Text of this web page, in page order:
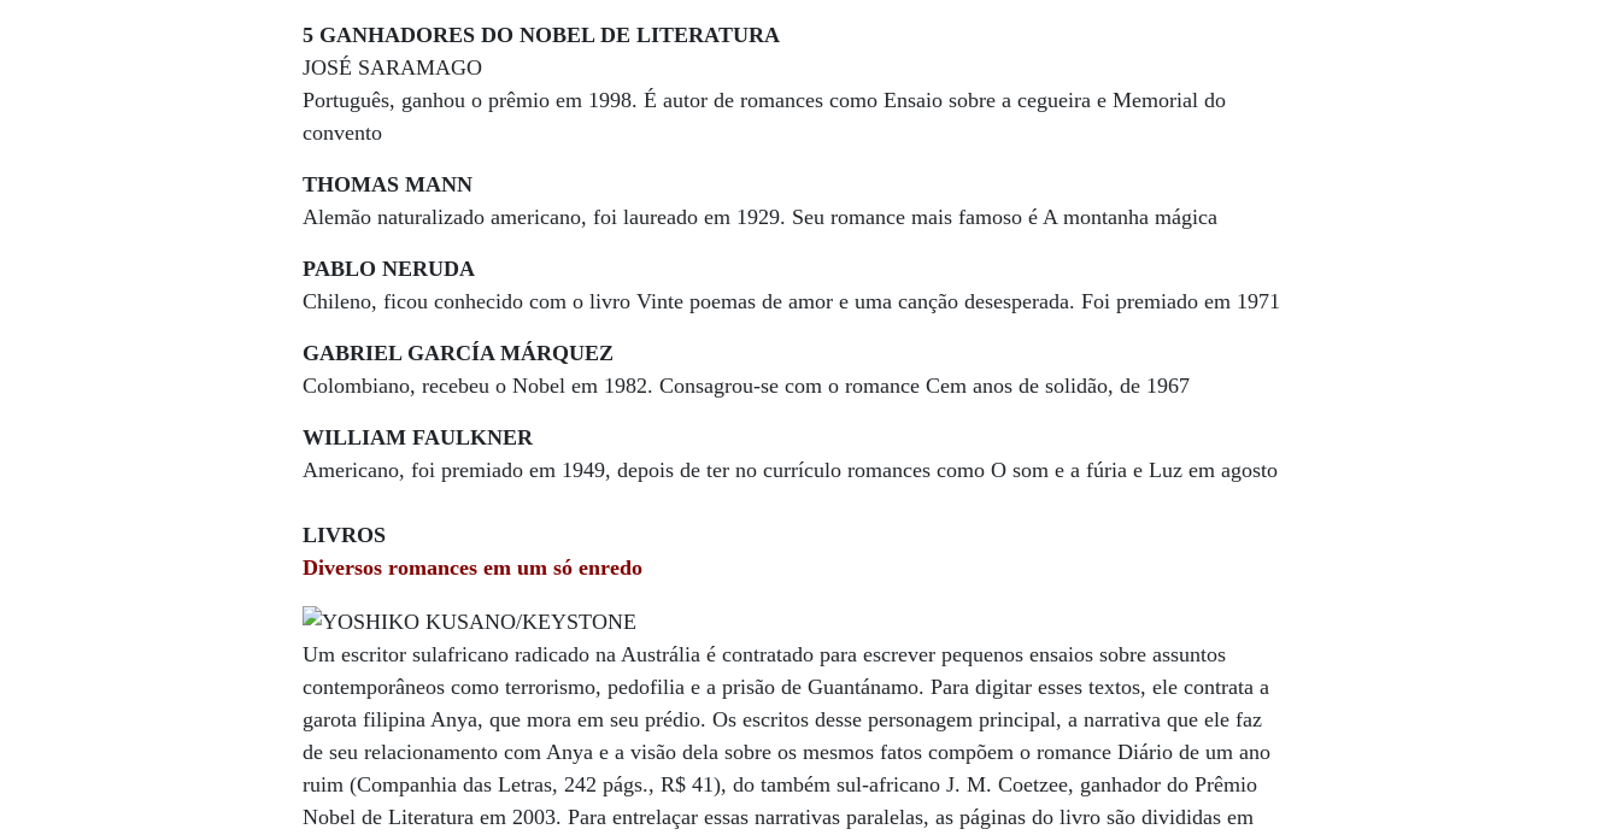
5 GANHADORES DO NOBEL DE LITERATURA
JOSÉ SARAMAGO
Português, ganhou o prêmio em 1998. É autor de romances como Ensaio sobre a cegueira e Memorial do
convento
THOMAS MANN
Alemão naturalizado americano, foi laureado em 1929. Seu romance mais famoso é A montanha mágica
PABLO NERUDA
Chileno, ficou conhecido com o livro Vinte poemas de amor e uma canção desesperada. Foi premiado em 1971
GABRIEL GARCÍA MÁRQUEZ
Colombiano, recebeu o Nobel em 1982. Consagrou-se com o romance Cem anos de solidão, de 1967
WILLIAM FAULKNER
Americano, foi premiado em 1949, depois de ter no currículo romances como O som e a fúria e Luz em agosto
LIVROS
Diversos romances em um só enredo
Um escritor sulafricano radicado na Austrália é contratado para escrever pequenos ensaios sobre assuntos
contemporâneos como terrorismo, pedofilia e a prisão de Guantánamo. Para digitar esses textos, ele contrata a
garota filipina Anya, que mora em seu prédio. Os escritos desse personagem principal, a narrativa que ele faz
de seu relacionamento com Anya e a visão dela sobre os mesmos fatos compõem o romance Diário de um ano
ruim (Companhia das Letras, 242 págs., R$ 41), do também sul-africano J. M. Coetzee, ganhador do Prêmio
Nobel de Literatura em 2003. Para entrelaçar essas narrativas paralelas, as páginas do livro são divididas em